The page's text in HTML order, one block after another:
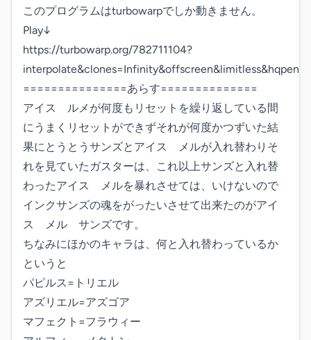
このプログラムはturbowarpでしか動きません。
Play↓
https://turbowarp.org/782711104?
interpolate&clones=Infinity&offscreen&limitless&hqpen
===============あらす==============
アイス　ルメが何度もリセットを繰り返している間
にうまくリセットができずそれが何度かつずいた結
果にとうとうサンズとアイス　メルが入れ替わりそ
れを見ていたガスターは、これ以上サンズと入れ替
わったアイス　メルを暴れさせては、いけないので
インクサンズの魂をがったいさせて出来たのがアイ
ス　メル　サンズです。
ちなみにほかのキャラは、何と入れ替わっているか
というと
パピルス=トリエル
アズリエル=アズゴア
マフェクト=フラウィー